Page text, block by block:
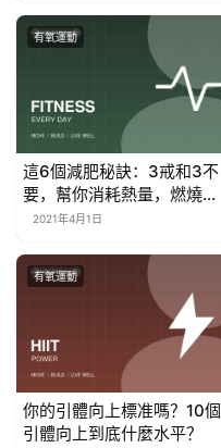
有氧運動
這6個減肥秘訣：3戒和3不
要，幫你消耗熱量，燃燒多
餘脂肪
2021年4月1日
有氧運動
你的引體向上標准嗎？10個
引體向上到底什麼水平？